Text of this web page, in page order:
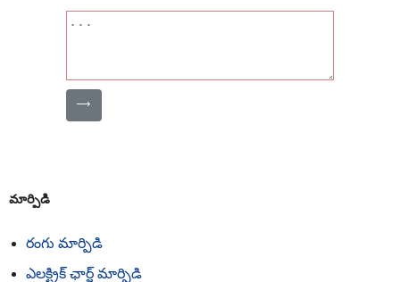
⟶
మార్పిడి
రంగు మార్పిడి
ఎలక్ట్రిక్ ఛార్జ్ మార్పిడి